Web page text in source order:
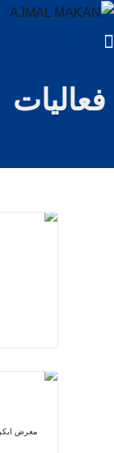
فعاليات
معرض